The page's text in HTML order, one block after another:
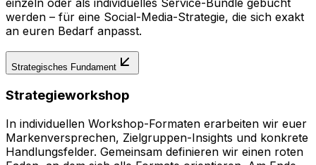
werden – für eine Social-Media-Strategie, die sich exakt
an euren Bedarf anpasst.
Strategisches Fundament
Strategieworkshop
In individuellen Workshop-Formaten erarbeiten wir euer
Markenversprechen, Zielgruppen-Insights und konkrete
Handlungsfelder. Gemeinsam definieren wir einen roten